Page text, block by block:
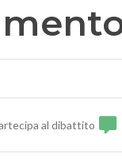
al dibattito